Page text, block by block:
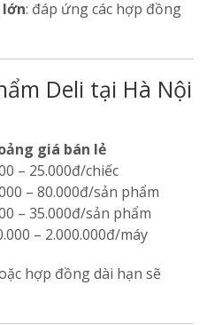
lớn: đáp ứng các hợp đồng
Deli tại Hà Nội
giá bán lẻ
– 25.000đ/chiếc
– 80.000đ/sản phẩm
– 35.000đ/sản phẩm
– 2.000.000đ/máy
hợp đồng dài hạn sẽ